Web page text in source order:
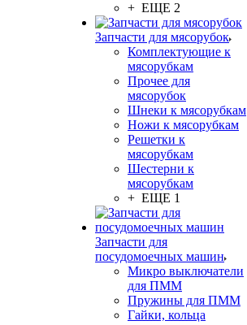
+ ЕЩЕ 2
Запчасти для мясорубок
Комплектующие к
мясорубкам
Прочее для
мясорубок
Шнеки к мясорубкам
Ножи к мясорубкам
Решетки к
мясорубкам
Шестерни к
мясорубкам
+ ЕЩЕ 1
Запчасти для
посудомоечных машин
Микро выключатели
для ПММ
Пружины для ПММ
Гайки, кольца